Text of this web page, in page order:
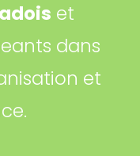
et
dans
et